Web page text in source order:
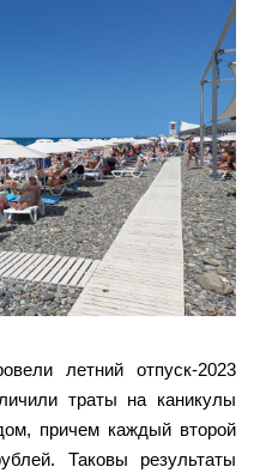
летний отпуск-2023
траты на каникулы
причем каждый второй
Таковы результаты